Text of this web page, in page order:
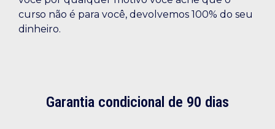
curso não é para você, devolvemos 100% do seu
dinheiro.
Garantia condicional de 90 dias